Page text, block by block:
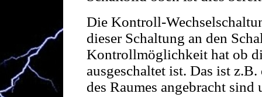
Die Kontroll-
dieser Schaltung an den
Kontrollmöglichkeit hat ob
ausgeschaltet ist. Das ist
des Raumes angebracht